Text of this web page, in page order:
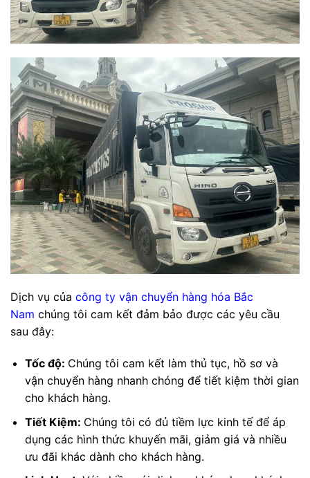
Dịch vụ của công ty vận chuyển hàng hóa Bắc
Nam chúng tôi cam kết đảm bảo được các yêu cầu
sau đây:
Tốc độ: Chúng tôi cam kết làm thủ tục, hồ sơ và
vận chuyển hàng nhanh chóng để tiết kiệm thời gian
cho khách hàng.
Tiết Kiệm: Chúng tôi có đủ tiềm lực kinh tế để áp
dụng các hình thức khuyến mãi, giảm giá và nhiều
ưu đãi khác dành cho khách hàng.